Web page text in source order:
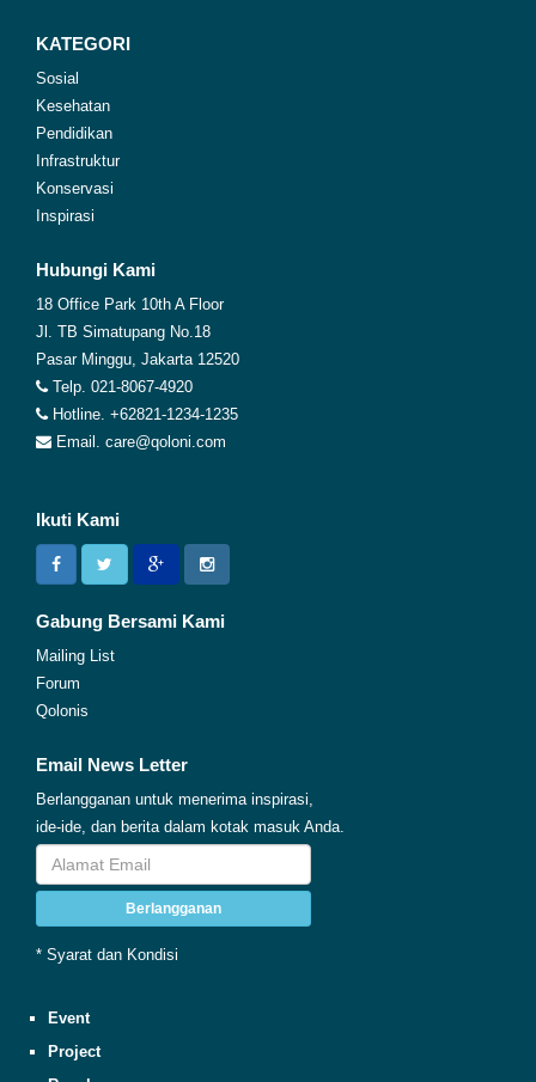
KATEGORI
Sosial
Kesehatan
Pendidikan
Infrastruktur
Konservasi
Inspirasi
Hubungi Kami
18 Office Park 10th A Floor
Jl. TB Simatupang No.18
Pasar Minggu, Jakarta 12520
Telp. 021-8067-4920
Hotline. +62821-1234-1235
Email. care@qoloni.com
Ikuti Kami
Gabung Bersami Kami
Mailing List
Forum
Qolonis
Email News Letter
Berlangganan untuk menerima inspirasi,
ide-ide, dan berita dalam kotak masuk Anda.
Berlangganan
* Syarat dan Kondisi
Event
Project